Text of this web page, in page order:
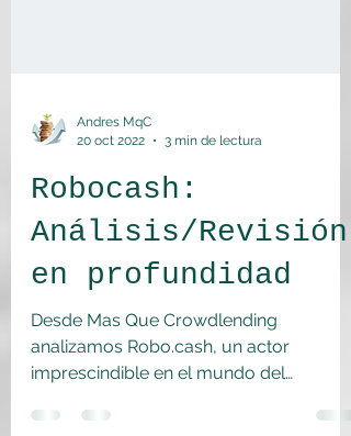
20 oct 2022
3 min de lectura
Robocash:
Análisis/Revisión
en profundidad
Desde Mas Que Crowdlending
analizamos Robo.cash, un actor
imprescindible en el mundo del